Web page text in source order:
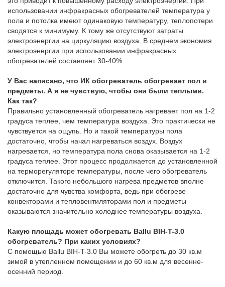
использовании инфракрасных обогревателей температура у
пола и потолка имеют одинаковую температуру, теплопотери
сводятся к минимуму. К тому же отсутствуют затраты
электроэнергии на циркуляцию воздуха. В среднем экономия
электроэнергии при использовании инфракрасных
обогревателей составляет 30-40%.
У Вас написано, что ИК обогреватель обогревает пол и
предметы. А я не чувствую, чтобы они были теплыми.
Как так?
Правильно установленный обогреватель нагревает пол на 1-2
градуса теплее, чем температура воздуха. Это практически не
чувствуется на ощупь. Но и такой температуры пола
достаточно, чтобы начал нагреваться воздух. Воздух
нагревается, но температура пола снова оказывается на 1-2
градуса теплее. Этот процесс продолжается до установленной
на терморегуляторе температуры, после чего обогреватель
отключится. Такого небольшого нагрева предметов вполне
достаточно для чувства комфорта, ведь при обогреве
конвекторами и тепловентиляторами пол и предметы
оказываются значительно холоднее температуры воздуха.
Какую площадь может обогревать Ballu BIH-T-3.0
обогреватель? При каких условиях?
C помощью Ballu BIH-T-3.0 Вы можете обогреть до 30 кв.м
зимой в утепленном помещении и до 60 кв.м для весенне-
осенний период.